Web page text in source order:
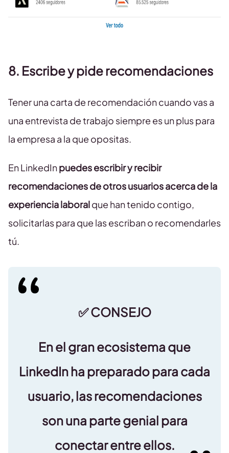
8. Escribe y pide recomendaciones
Tener una carta de recomendación cuando vas a
una entrevista de trabajo siempre es un plus para
la empresa a la que opositas.
En LinkedInpuedes escribir y recibir
recomendaciones de otros usuarios acerca de la
experiencia laboralque han tenido contigo,
solicitarlas para que las escriban o recomendarles
tú.
✅ CONSEJO
En el gran ecosistema que
LinkedIn ha preparado para cada
usuario, las recomendaciones
son una parte genial para
conectar entre ellos.